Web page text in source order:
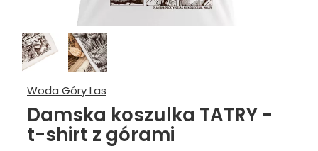
Woda Góry Las
Damska koszulka TATRY -
t-shirt z górami